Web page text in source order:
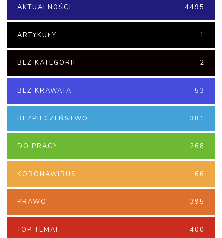
AKTUALNOŚCI 4495
ARTYKUŁY 1
BEZ KATEGORII 2
BEZ KRAWATA 53
BEZPIECZEŃSTWO 381
DO PRACY 268
KORONAWIRUS 66
PRAWO 395
TOP TEMAT 400